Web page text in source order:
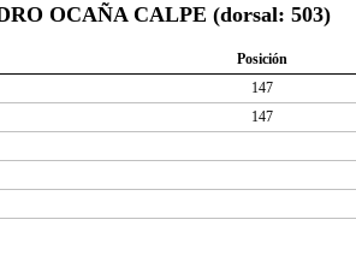
OCAÑA CALPE (dorsal: 503)
Posición
147
147